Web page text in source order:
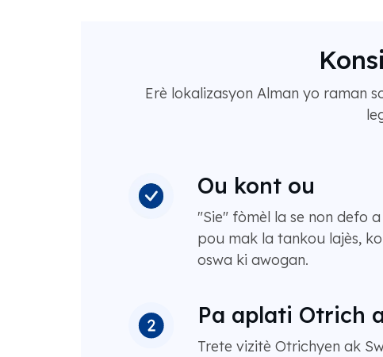
Erè lokalizasyon Alman yo raman
Ou kont ou
"Sie" fòmèl la se non defo
pou mak la tankou lajès,
oswa ki awogan.
Pa aplati Otrich
Trete vizitè Otrichyen ak